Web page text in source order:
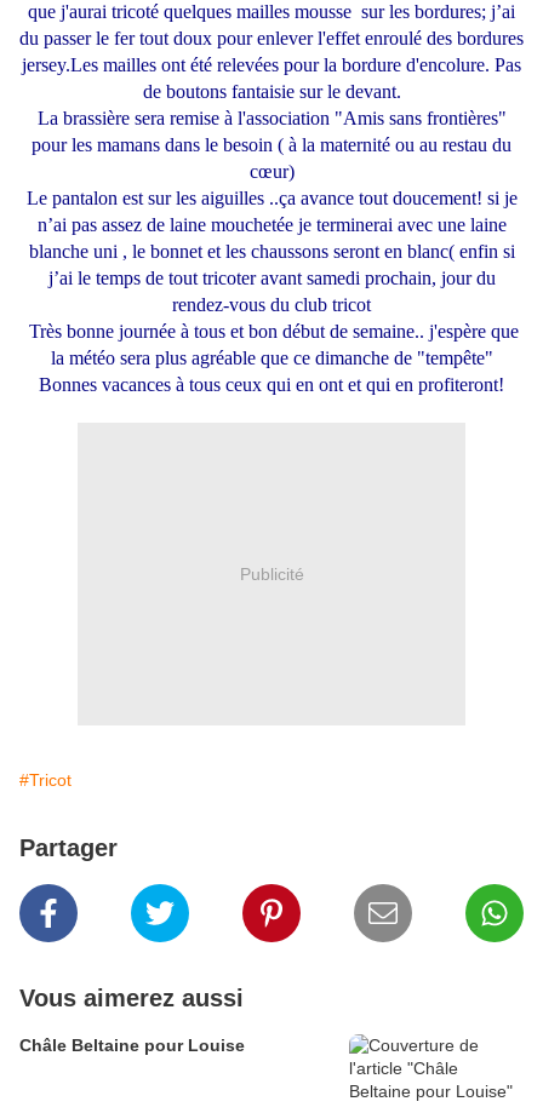
que j'aurai tricoté quelques mailles mousse sur les bordures; j’ai
du passer le fer tout doux pour enlever l'effet enroulé des bordures
jersey.Les mailles ont été relevées pour la bordure d'encolure. Pas
de boutons fantaisie sur le devant.
La brassière sera remise à l'association "Amis sans frontières"
pour les mamans dans le besoin ( à la maternité ou au restau du
cœur)
Le pantalon est sur les aiguilles ..ça avance tout doucement! si je
n’ai pas assez de laine mouchetée je terminerai avec une laine
blanche uni , le bonnet et les chaussons seront en blanc( enfin si
j’ai le temps de tout tricoter avant samedi prochain, jour du
rendez-vous du club tricot
Très bonne journée à tous et bon début de semaine.. j'espère que
la météo sera plus agréable que ce dimanche de "tempête"
Bonnes vacances à tous ceux qui en ont et qui en profiteront!
Publicité
#Tricot
Partager
Vous aimerez aussi
Châle Beltaine pour Louise